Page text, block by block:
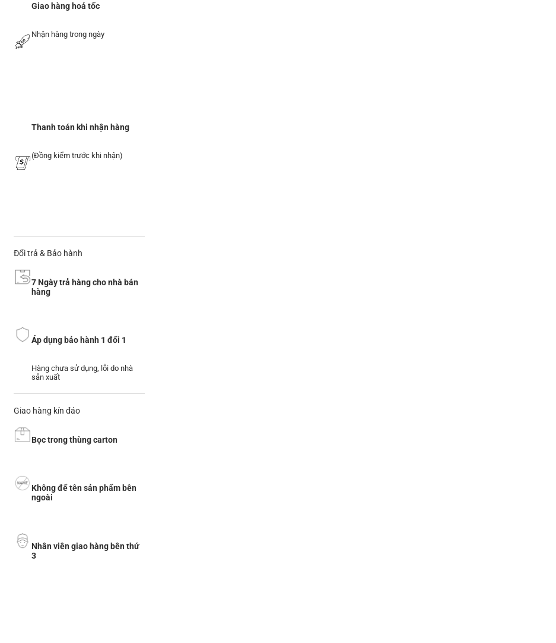
Giao hàng hoả tốc
Nhận hàng trong ngày
Thanh toán khi nhận hàng
(Đồng kiểm trước khi nhận)
Đổi trả & Bảo hành
7 Ngày trả hàng cho nhà bán
hàng
Áp dụng bảo hành 1 đổi 1
Hàng chưa sử dụng, lỗi do nhà
sản xuất
Giao hàng kín đáo
Bọc trong thùng carton
Không để tên sản phẩm bên
ngoài
Nhân viên giao hàng bên thứ
3